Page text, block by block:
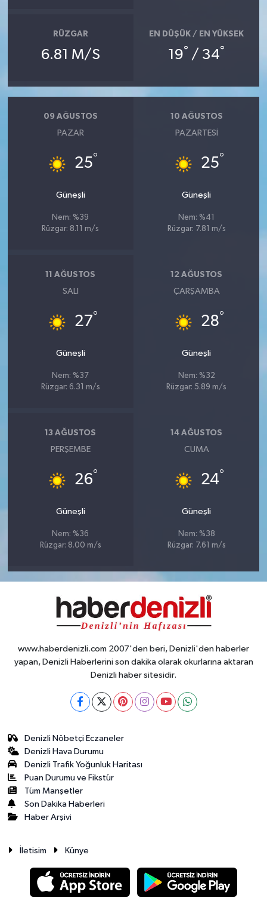
RÜZGAR
6.81 M/S
EN DÜŞÜK / EN YÜKSEK
19° / 34°
09 AĞUSTOS
PAZAR
25°
Güneşli
Nem: %39
Rüzgar: 8.11 m/s
10 AĞUSTOS
PAZARTESI
25°
Güneşli
Nem: %41
Rüzgar: 7.81 m/s
11 AĞUSTOS
SALI
27°
Güneşli
Nem: %37
Rüzgar: 6.31 m/s
12 AĞUSTOS
ÇARŞAMBA
28°
Güneşli
Nem: %32
Rüzgar: 5.89 m/s
13 AĞUSTOS
PERŞEMBE
26°
Güneşli
Nem: %36
Rüzgar: 8.00 m/s
14 AĞUSTOS
CUMA
24°
Güneşli
Nem: %38
Rüzgar: 7.61 m/s
www.haberdenizli.com 2007'den beri, Denizli'den haberler
yapan, Denizli Haberlerini son dakika olarak okurlarına aktaran
Denizli haber sitesidir.
Denizli Nöbetçi Eczaneler
Denizli Hava Durumu
Denizli Trafik Yoğunluk Haritası
Puan Durumu ve Fikstür
Tüm Manşetler
Son Dakika Haberleri
Haber Arşivi
İletisim Künye